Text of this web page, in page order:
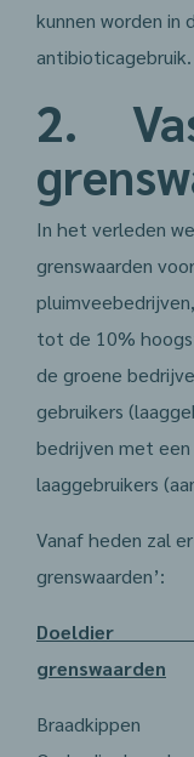
kunnen worden in
antibioticagebruik.
2.
In het verleden
grenswaarden
tot de 10%
de groene
gebruikers
bedrijven met
laaggebruikers
Vanaf heden zal
grenswaarden’:
grenswaarden